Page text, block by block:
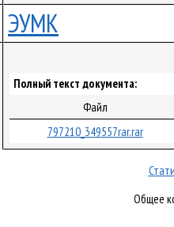
ЭУМК
Полный текст документа:
Файл
797210_349557rar.rar
Общее